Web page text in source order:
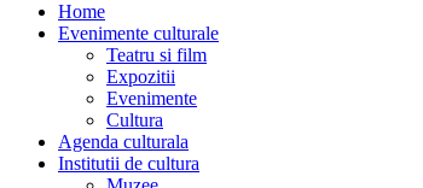
Home
Evenimente culturale
Teatru si film
Expozitii
Evenimente
Cultura
Agenda culturala
Institutii de cultura